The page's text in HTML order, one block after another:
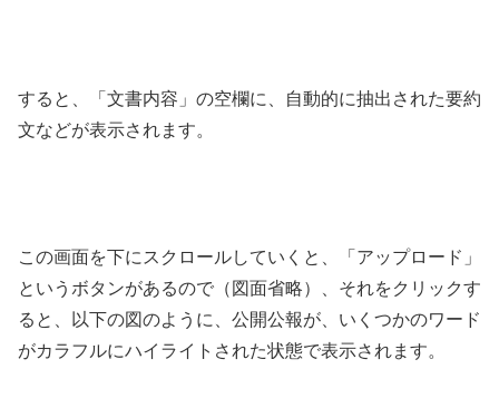
すると、「文書内容」の空欄に、自動的に抽出された要約
文などが表示されます。
この画面を下にスクロールしていくと、「アップロード」
というボタンがあるので（図面省略）、それをクリックす
ると、以下の図のように、公開公報が、いくつかのワード
がカラフルにハイライトされた状態で表示されます。